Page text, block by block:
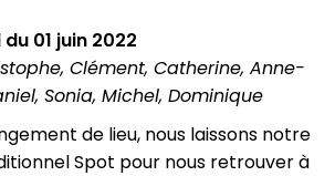
01 juin 2022
Clément, Catherine, Anne-
Sonia, Michel, Dominique
de lieu, nous laissons notre
Spot pour nous retrouver à